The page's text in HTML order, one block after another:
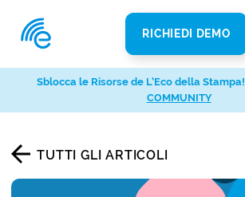
RICHIEDI DEMO
TUTTI GLI ARTICOLI
Sblocca le Risorse de L’Eco della Stampa!
COMMUNITY